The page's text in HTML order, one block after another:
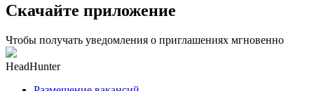
Скачайте приложение
Чтобы получать уведомления о приглашениях мгновенно
HeadHunter